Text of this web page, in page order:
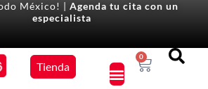
México! | Agenda tu cita con un
especialista
Tienda
0